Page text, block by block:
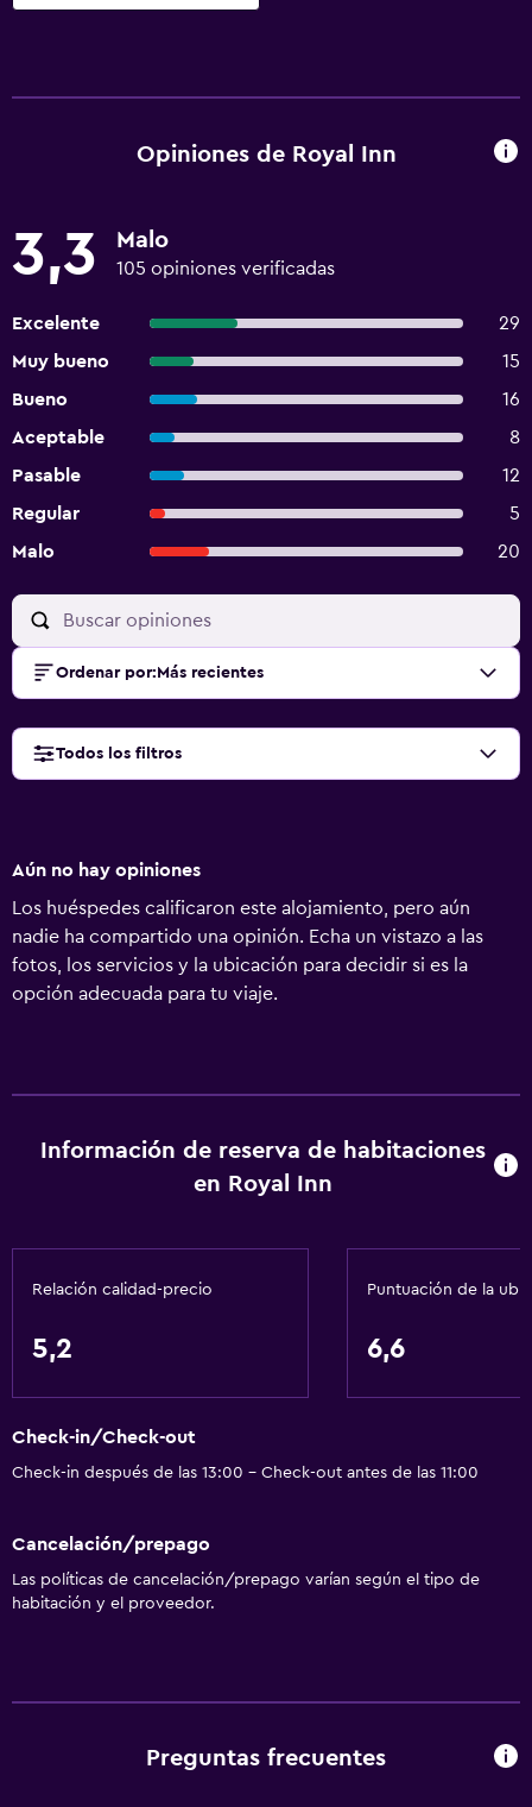
Opiniones de Royal Inn
3,3 Malo
105 opiniones verificadas
Excelente
29
Muy bueno
15
Bueno
16
Aceptable
8
Pasable
12
Regular
5
Malo
20
Ordenar por: Más recientes
Todos los filtros
Aún no hay opiniones
Los huéspedes calificaron este alojamiento, pero aún
nadie ha compartido una opinión. Echa un vistazo a las
fotos, los servicios y la ubicación para decidir si es la
opción adecuada para tu viaje.
Información de reserva de habitaciones
en Royal Inn
Relación calidad-precio
5,2
Puntuación de la
6,6
Check-in/Check-out
Check-in después de las 13:00 - Check-out antes de las 11:00
Cancelación/prepago
Las políticas de cancelación/prepago varían según el tipo de
habitación y el proveedor.
Preguntas frecuentes